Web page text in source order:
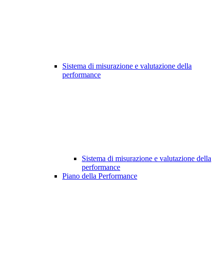
Sistema di misurazione e valutazione della
performance
Sistema di misurazione e valutazione della
performance
Piano della Performance